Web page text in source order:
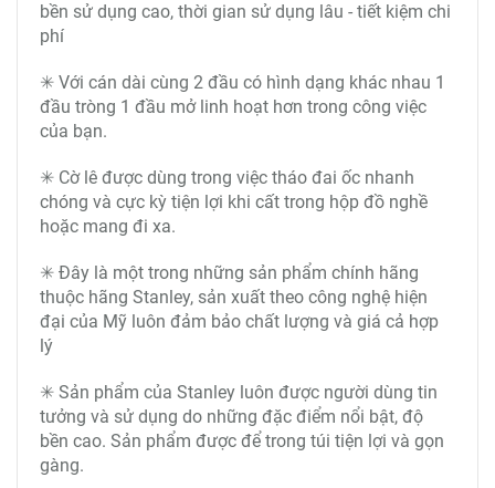
bền sử dụng cao, thời gian sử dụng lâu - tiết kiệm chi
phí
✳ Với cán dài cùng 2 đầu có hình dạng khác nhau 1
đầu tròng 1 đầu mở linh hoạt hơn trong công việc
của bạn.
✳ Cờ lê được dùng trong việc tháo đai ốc nhanh
chóng và cực kỳ tiện lợi khi cất trong hộp đồ nghề
hoặc mang đi xa.
✳ Đây là một trong những sản phẩm chính hãng
thuộc hãng Stanley, sản xuất theo công nghệ hiện
đại của Mỹ luôn đảm bảo chất lượng và giá cả hợp
lý
✳ Sản phẩm của Stanley luôn được người dùng tin
tưởng và sử dụng do những đặc điểm nổi bật, độ
bền cao. Sản phẩm được để trong túi tiện lợi và gọn
gàng.